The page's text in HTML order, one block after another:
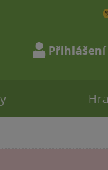
Přihlášení